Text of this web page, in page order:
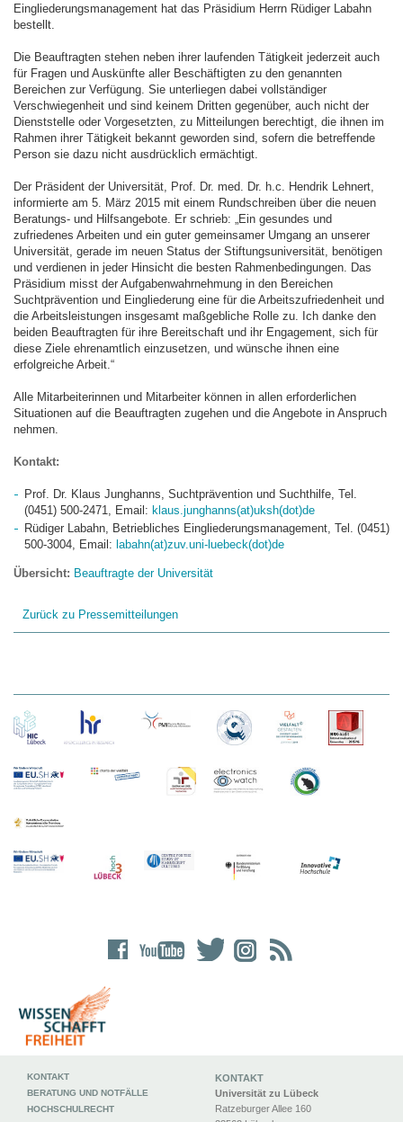
Eingliederungsmanagement hat das Präsidium Herrn Rüdiger Labahn
bestellt.
Die Beauftragten stehen neben ihrer laufenden Tätigkeit jederzeit auch
für Fragen und Auskünfte aller Beschäftigten zu den genannten
Bereichen zur Verfügung. Sie unterliegen dabei vollständiger
Verschwiegenheit und sind keinem Dritten gegenüber, auch nicht der
Dienststelle oder Vorgesetzten, zu Mitteilungen berechtigt, die ihnen im
Rahmen ihrer Tätigkeit bekannt geworden sind, sofern die betreffende
Person sie dazu nicht ausdrücklich ermächtigt.
Der Präsident der Universität, Prof. Dr. med. Dr. h.c. Hendrik Lehnert,
informierte am 5. März 2015 mit einem Rundschreiben über die neuen
Beratungs- und Hilfsangebote. Er schrieb: „Ein gesundes und
zufriedenes Arbeiten und ein guter gemeinsamer Umgang an unserer
Universität, gerade im neuen Status der Stiftungsuniversität, benötigen
und verdienen in jeder Hinsicht die besten Rahmenbedingungen. Das
Präsidium misst der Aufgabenwahrnehmung in den Bereichen
Suchtprävention und Eingliederung eine für die Arbeitszufriedenheit und
die Arbeitsleistungen insgesamt maßgebliche Rolle zu. Ich danke den
beiden Beauftragten für ihre Bereitschaft und ihr Engagement, sich für
diese Ziele ehrenamtlich einzusetzen, und wünsche ihnen eine
erfolgreiche Arbeit.“
Alle Mitarbeiterinnen und Mitarbeiter können in allen erforderlichen
Situationen auf die Beauftragten zugehen und die Angebote in Anspruch
nehmen.
Kontakt:
Prof. Dr. Klaus Junghanns, Suchtprävention und Suchthilfe, Tel.
(0451) 500-2471, Email: klaus.junghanns(at)uksh(dot)de
Rüdiger Labahn, Betriebliches Eingliederungsmanagement, Tel. (0451)
500-3004, Email: labahn(at)zuv.uni-luebeck(dot)de
Übersicht: Beauftragte der Universität
Zurück zu Pressemitteilungen
KONTAKT
Universität zu Lübeck
Ratzeburger Allee 160
KONTAKT
BERATUNG UND NOTFÄLLE
HOCHSCHULRECHT